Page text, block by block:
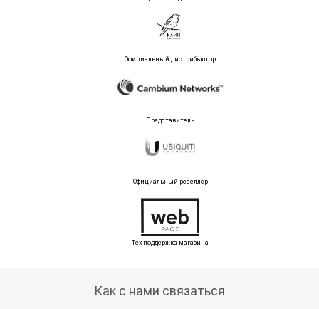
Официальный дистрибьютор
Представитель
Официальный реселлер
Тех поддержка магазина
Как с нами связаться